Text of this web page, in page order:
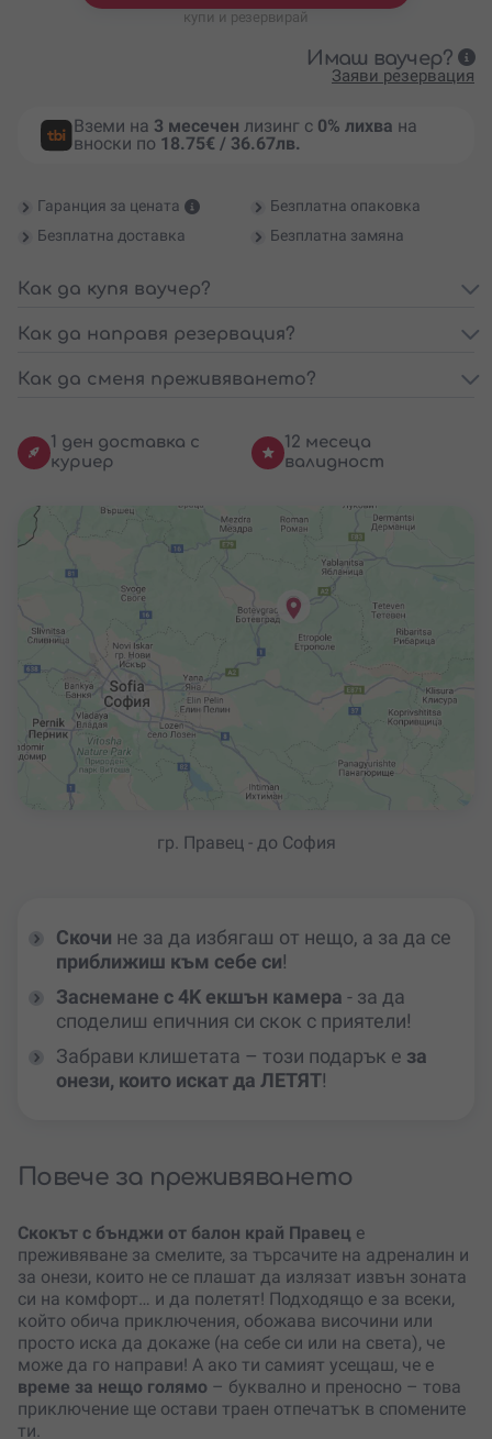
купи и резервирай
Имаш ваучер?
Заяви резервация
Вземи на 3 месечен лизинг с 0% лихва на
вноски по 18.75€ / 36.67лв.
Гаранция за цената
Безплатна опаковка
Безплатна доставка
Безплатна замяна
Как да купя ваучер?
Как да направя резервация?
Как да сменя преживяването?
1 ден доставка с
куриер
12 месеца
валидност
гр. Правец - до София
Скочи не за да избягаш от нещо, а за да се
приближиш към себе си!
Заснемане с 4K екшън камера - за да
споделиш епичния си скок с приятели!
Забрави клишетата – този подарък е за
онези, които искат да ЛЕТЯТ!
Повече за преживяването
Скокът с бънджи от балон край Правец е
преживяване за смелите, за търсачите на адреналин и
за онези, които не се плашат да излязат извън зоната
си на комфорт… и да полетят! Подходящо е за всеки,
който обича приключения, обожава височини или
просто иска да докаже (на себе си или на света), че
може да го направи! А ако ти самият усещаш, че е
време за нещо голямо – буквално и преносно – това
приключение ще остави траен отпечатък в спомените
ти.